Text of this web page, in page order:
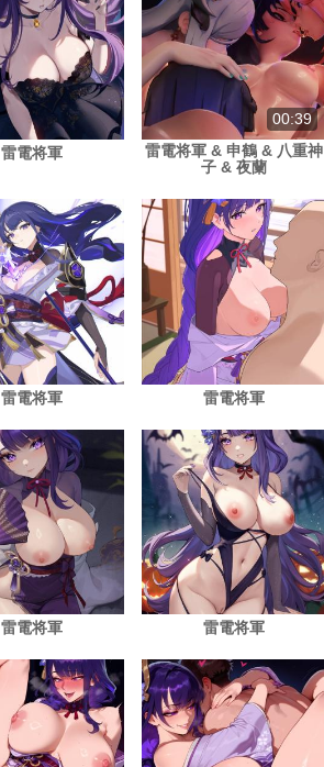
雷電将軍
00:39
雷電将軍 & 申鶴 & 八重神
子 & 夜蘭
雷電将軍 雷電将軍
雷電将軍 雷電将軍